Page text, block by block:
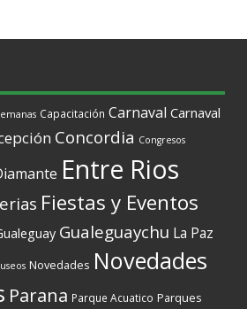
Capacitación Carnaval Carnaval
Concordia Congresos
Entre Rios
Fiestas y Eventos
Gualeguaychu La Paz
Novedades Novedades
Parana Parque Acuatico Parques